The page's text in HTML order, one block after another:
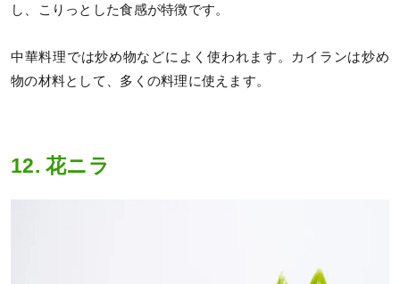
し、こりっとした食感が特徴です。
中華料理では炒め物などによく使われます。カイランは炒め
物の材料として、多くの料理に使えます。
12. 花ニラ